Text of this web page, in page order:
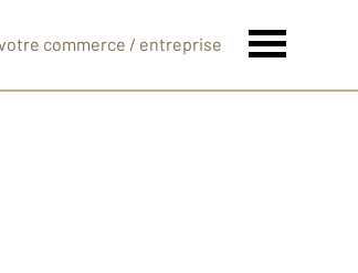
votre commerce / entreprise